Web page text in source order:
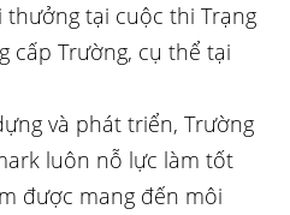
thưởng tại cuộc thi Trạng
cấp Trường, cụ thể tại
và phát triển, Trường
luôn nỗ lực làm tốt
được mang đến môi